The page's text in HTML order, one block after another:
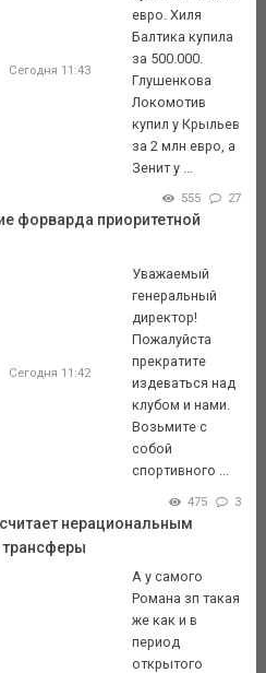
Сегодня 11:43
евро. Хиля
Балтика купила
за 500.000.
Глушенкова
Локомотив
купил у Крыльев
за 2 млн евро, а
Зенит у ...
555 27
форварда приоритетной
Сегодня 11:42
Уважаемый
генеральный
директор!
Пожалуйста
прекратите
издеваться над
клубом и нами.
Возьмите с
собой
спортивного ...
475 3
нерациональным
трансферы
А у самого
Романа зп такая
же как и в
период
открытого